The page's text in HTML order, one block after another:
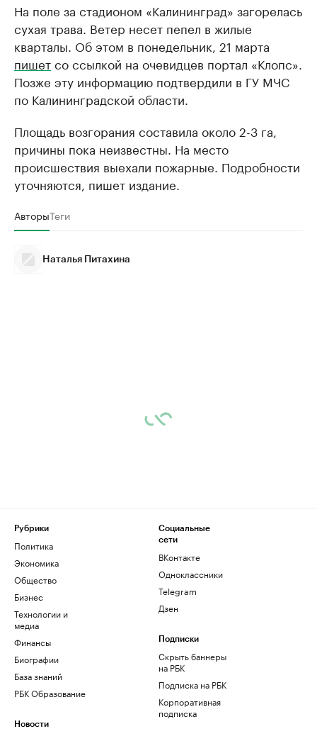
На поле за стадионом «Калининград» загорелась
сухая трава. Ветер несет пепел в жилые
кварталы. Об этом в понедельник, 21 марта
пишетсо ссылкой на очевидцев портал «Клопс».
Позже эту информацию подтвердили в ГУ МЧС
по Калининградской области.
Площадь возгорания составила около 2-3 га,
причины пока неизвестны. На место
происшествия выехали пожарные. Подробности
уточняются, пишет издание.
АвторыТеги
Наталья Питахина
Рубрики
Политика
Экономика
Общество
Бизнес
Технологии и
медиа
Финансы
Биографии
База знаний
РБК Образование
Новости
Социальные
сети
ВКонтакте
Одноклассники
Telegram
Дзен
Подписки
Скрыть баннеры
на РБК
Подписка на РБК
Корпоративная
подписка